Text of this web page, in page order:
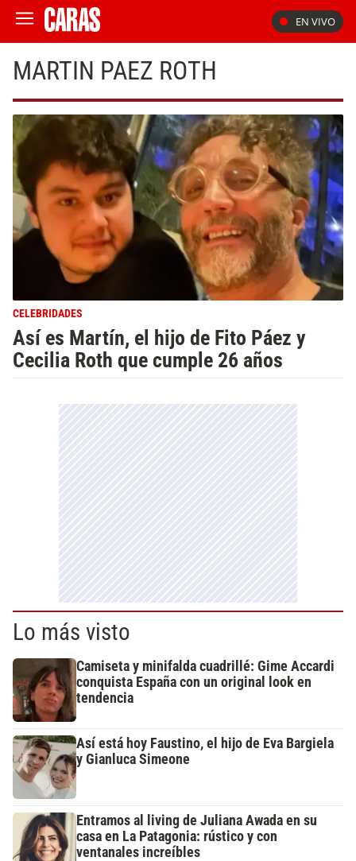
EN VIVO
MARTIN PAEZ ROTH
CELEBRIDADES
Así es Martín, el hijo de Fito Páez y
Cecilia Roth que cumple 26 años
Lo más visto
Camiseta y minifalda cuadrillé: Gime Accardi
conquista España con un original look en
tendencia
Así está hoy Faustino, el hijo de Eva Bargiela
y Gianluca Simeone
Entramos al living de Juliana Awada en su
casa en La Patagonia: rústico y con
ventanales increíbles